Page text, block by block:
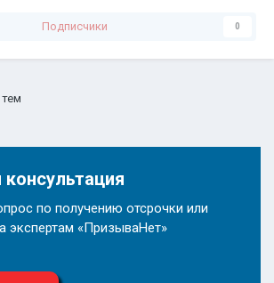
Подписчики 0
консультация
по получению отсрочки или
экспертам «ПризываНет»